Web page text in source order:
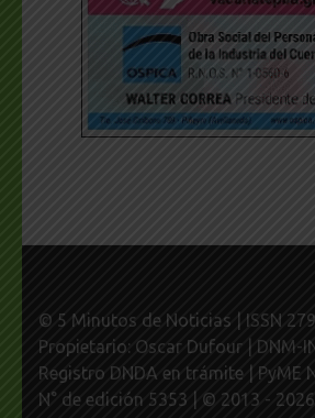
© 5 Minutos de Noticias | ISSN
Propietario: Oscar Dufour | DNM-
Registro DNDA en trámite | PyME
N° de edición 5353 | © 2013 -